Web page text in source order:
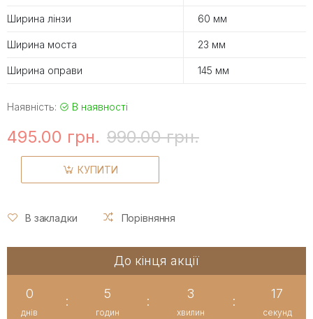
Ширина лінзи 60 мм
Ширина моста 23 мм
Ширина оправи 145 мм
Наявність: В наявності
495.00 грн. 990.00 грн.
КУПИТИ
В закладки Порівняння
До кінця акції
0
днів
:
5
годин
:
3
хвилин
:
17
секунд